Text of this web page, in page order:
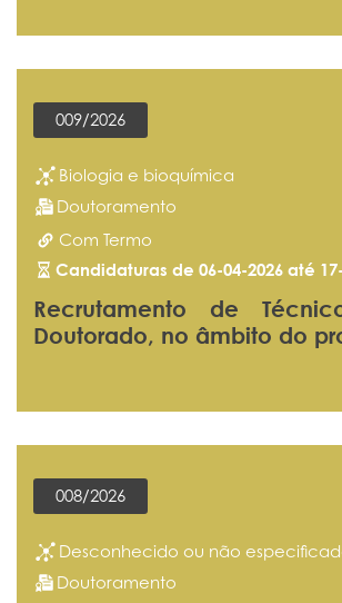
009/2026
Biologia e bioquímica
Doutoramento
Com Termo
Candidaturas de 06-04-2026 até
Recrutamento de
Doutorado, no âmbito do
008/2026
Desconhecido ou não
Doutoramento